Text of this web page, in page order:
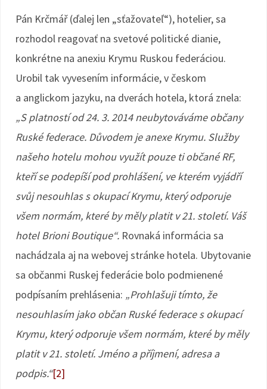
Pán Krčmář (ďalej len „sťažovateľ“), hotelier, sa
rozhodol reagovať na svetové politické dianie,
konkrétne na anexiu Krymu Ruskou federáciou.
Urobil tak vyvesením informácie, v českom
a anglickom jazyku, na dverách hotela, ktorá znela:
„S platností od 24. 3. 2014 neubytováváme občany
Ruské federace. Důvodem je anexe Krymu. Služby
našeho hotelu mohou využít pouze ti občané RF,
kteří se podepíší pod prohlášení, ve kterém vyjádří
svůj nesouhlas s okupací Krymu, který odporuje
všem normám, které by měly platit v 21. století. Váš
hotel Brioni Boutique“. Rovnaká informácia sa
nachádzala aj na webovej stránke hotela. Ubytovanie
sa občanmi Ruskej federácie bolo podmienené
podpísaním prehlásenia: „Prohlašuji tímto, že
nesouhlasím jako občan Ruské federace s okupací
Krymu, který odporuje všem normám, které by měly
platit v 21. století. Jméno a příjmení, adresa a
podpis.“[2]